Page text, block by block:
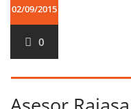
02/09/2015
0